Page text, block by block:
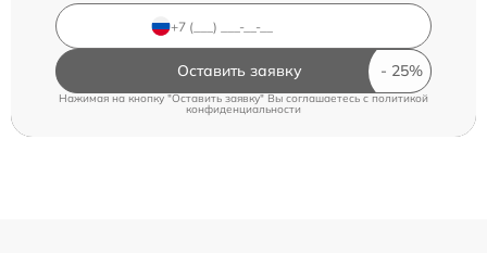
Оставить заявку
Нажимая на кнопку "Оставить заявку" Вы соглашаетесь c политикой
конфиденциальности